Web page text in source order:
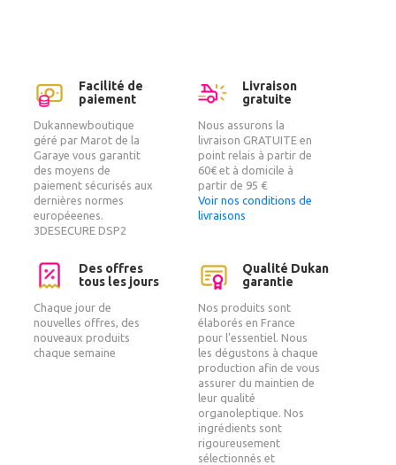
Facilité de
paiement
Dukannewboutique
géré par Marot de la
Garaye vous garantit
des moyens de
paiement sécurisés aux
dernières normes
européeenes.
3DESECURE DSP2
Livraison
gratuite
Nous assurons la
livraison GRATUITE en
point relais à partir de
60€ et à domicile à
partir de 95 €
Voir nos conditions de
livraisons
Des offres
tous les jours
Chaque jour de
nouvelles offres, des
nouveaux produits
chaque semaine
Qualité Dukan
garantie
Nos produits sont
élaborés en France
pour l'essentiel. Nous
les dégustons à chaque
production afin de vous
assurer du maintien de
leur qualité
organoleptique. Nos
ingrédients sont
rigoureusement
sélectionnés et